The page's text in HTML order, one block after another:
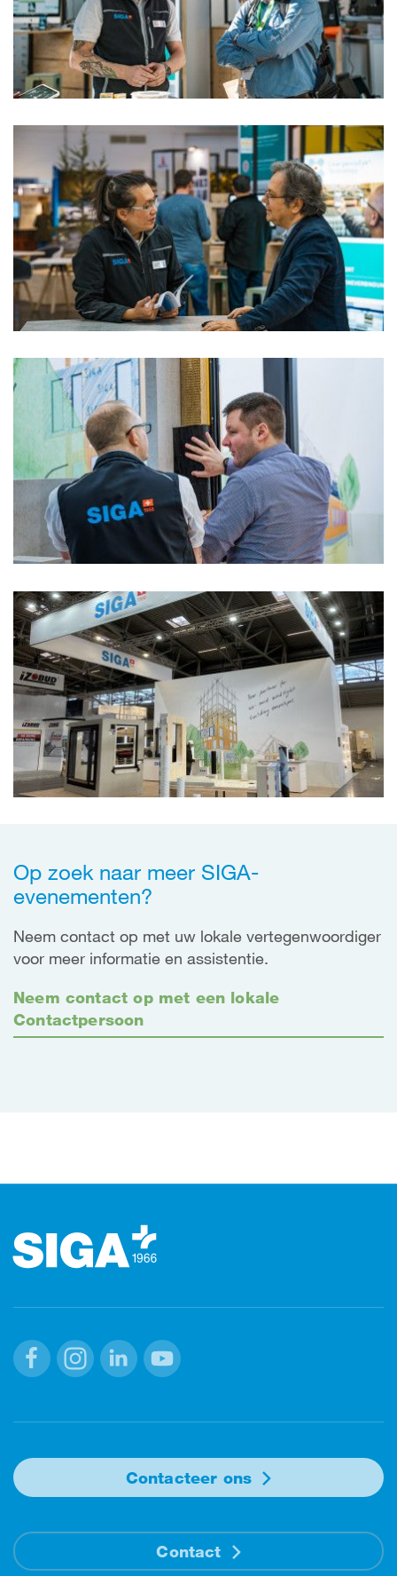
Op zoek naar meer SIGA-
evenementen?
Neem contact op met uw lokale vertegenwoordiger
voor meer informatie en assistentie.
Neem contact op met een lokale
Contactpersoon
Contacteer ons
Contact